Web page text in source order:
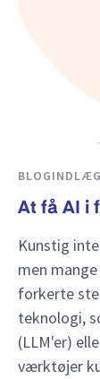
BLOGINDLÆG
At få AI i
Kunstig
men
forkerte
teknologi,
(LLM'er)
værktøjer